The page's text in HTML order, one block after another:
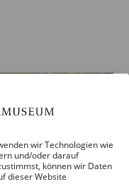
wir Technologien wie
und/oder darauf
können wir Daten
dieser Website